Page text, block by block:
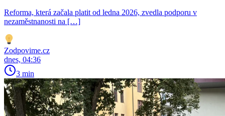
Reforma, která začala platit od ledna 2026, zvedla podporu v
nezaměstnanosti na […]
Zodpovime.cz
dnes, 04:36
3 min